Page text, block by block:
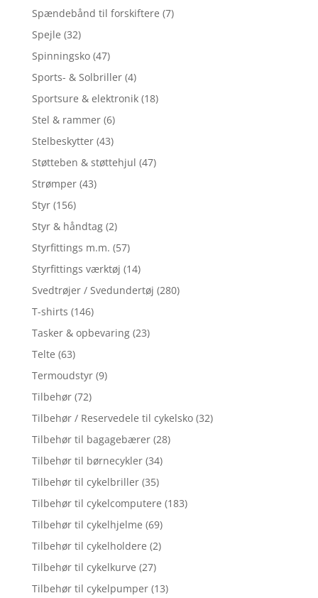
Spændebånd til forskiftere (7)
Spejle (32)
Spinningsko (47)
Sports- & Solbriller (4)
Sportsure & elektronik (18)
Stel & rammer (6)
Stelbeskytter (43)
Støtteben & støttehjul (47)
Strømper (43)
Styr (156)
Styr & håndtag (2)
Styrfittings m.m. (57)
Styrfittings værktøj (14)
Svedtrøjer / Svedundertøj (280)
T-shirts (146)
Tasker & opbevaring (23)
Telte (63)
Termoudstyr (9)
Tilbehør (72)
Tilbehør / Reservedele til cykelsko (32)
Tilbehør til bagagebærer (28)
Tilbehør til børnecykler (34)
Tilbehør til cykelbriller (35)
Tilbehør til cykelcomputere (183)
Tilbehør til cykelhjelme (69)
Tilbehør til cykelholdere (2)
Tilbehør til cykelkurve (27)
Tilbehør til cykelpumper (13)